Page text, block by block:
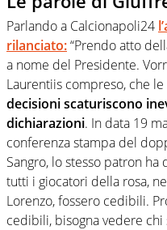
Parlando a Calcionapoli24
rilanciato:“Prendo atto
a nome del Presidente.
Laurentiis compreso, che
decisioni scaturiscono
dichiarazioni. In data 19
conferenza stampa del
Sangro, lo stesso patron
tutti i giocatori della rosa,
Lorenzo, fossero cedibili.
cedibili, bisogna vedere chi